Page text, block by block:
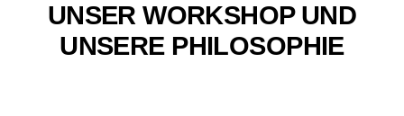
UNSER WORKSHOP UND
UNSERE PHILOSOPHIE